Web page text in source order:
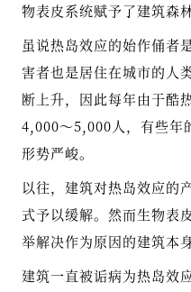
物表皮系统赋予了建筑森
虽说热岛效应的始作俑者
害者也是居住在城市的人
断上升，因此每年由于酷
4,000〜5,000人，有些年
形势严峻。
以往，建筑对热岛效应的
式予以缓解。然而生物表
举解决作为原因的建筑本
建筑一直被诟病为热岛效